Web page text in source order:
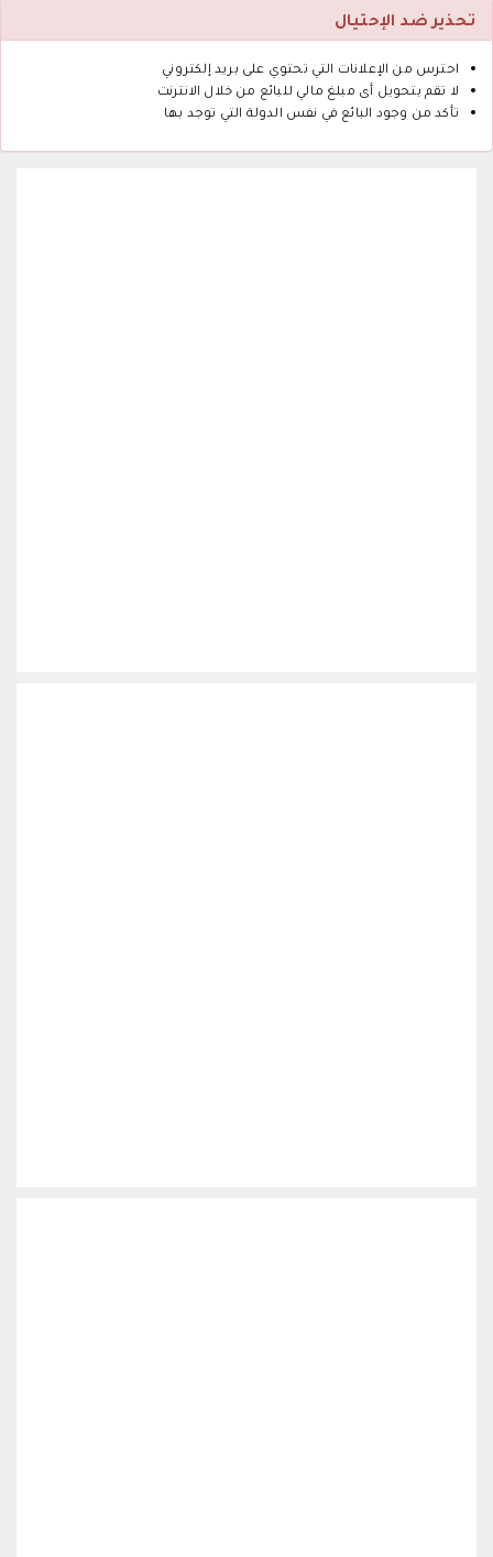
تحذير ضد الإحتيال
احترس من الإعلانات التي تحتوي على بريد إلكتروني
لا تقم بتحويل أى مبلغ مالي للبائع من خلال الانترنت
تأكد من وجود البائع في نفس الدولة التي توجد بها